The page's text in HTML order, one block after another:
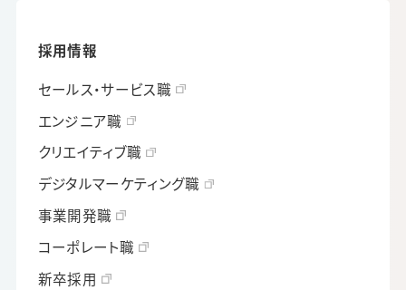
採用情報
セールス・サービス職
エンジニア職
クリエイティブ職
デジタルマーケティング職
事業開発職
コーポレート職
新卒採用